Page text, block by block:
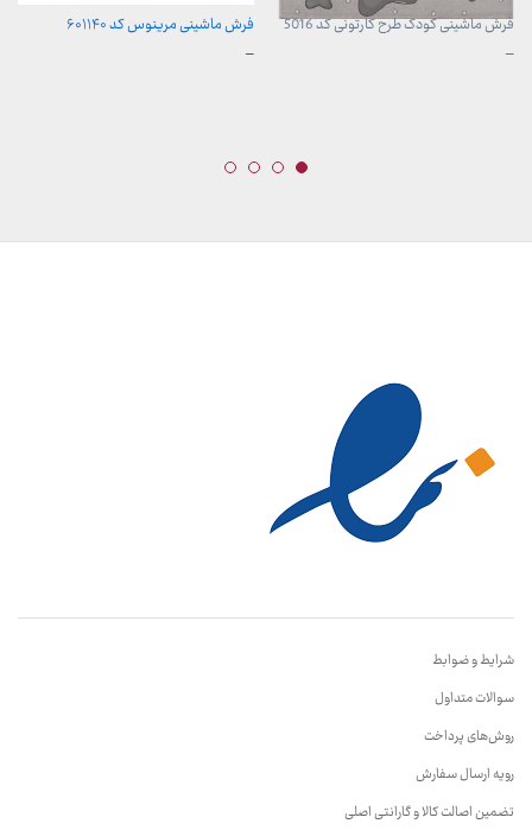
فرش ماشینی کودک طرح کارتونی کد 5016
–محدوده
فرش ماشینی مرینوس کد ۶۰۱۱۴۰
–محدوده
شرایط و ضوابط
سوالات متداول
روش‌های پرداخت
رویه ارسال سفارش
تضمین اصالت کالا و گارانتی اصلی